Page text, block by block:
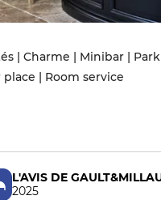
| Charme | Minibar |
| Room service
L'AVIS DE
2025